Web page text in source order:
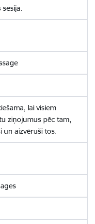
lai visiem
ziņojumus pēc tam,
un aizvēruši tos.